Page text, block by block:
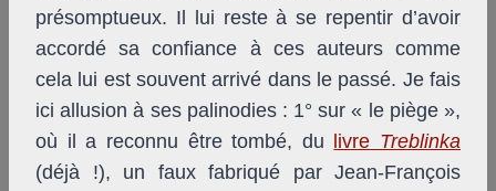
présomptueux. Il lui reste à se repentir d’avoir
accordé sa confiance à ces auteurs comme
cela lui est souvent arrivé dans le passé. Je fais
ici allusion à ses palinodies : 1° sur « le piège »,
où il a reconnu être tombé, du
livre Treblinka
(déjà !), un faux fabriqué par Jean-François